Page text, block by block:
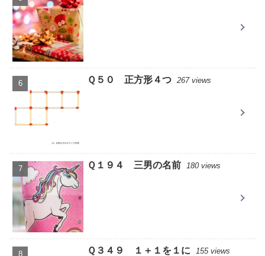
Ｑ５０ 正方形４つ 267 views
Ｑ１９４ 三男の名前 180 views
Ｑ３４９ １＋１を１に 155 views